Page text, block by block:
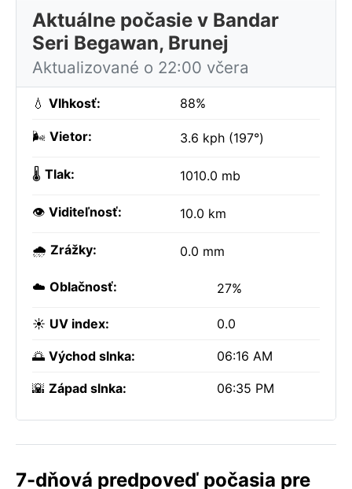
Aktuálne počasie v Bandar
Seri Begawan, Brunej
Aktualizované o 22:00 včera
💧 Vlhkosť: 88%
🌬️ Vietor: 3.6 kph (197°)
🌡️ Tlak: 1010.0 mb
👁️ Viditeľnosť: 10.0 km
🌧️ Zrážky: 0.0 mm
☁️ Oblačnosť: 27%
☀️ UV index: 0.0
🌅 Východ slnka: 06:16 AM
🌇 Západ slnka: 06:35 PM
7-dňová predpoveď počasia pre